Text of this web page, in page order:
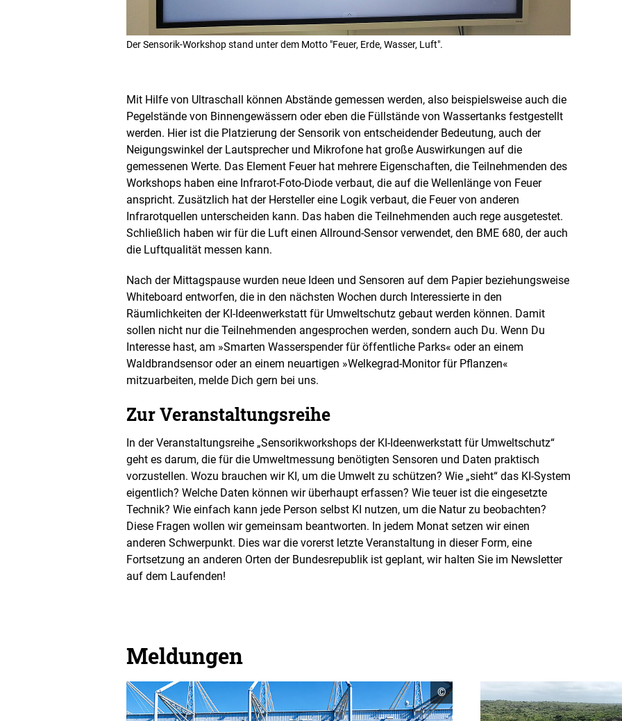
n
Der Sensorik-Workshop stand unter dem Motto "Feuer, Erde, Wasser, Luft".
Mit Hilfe von Ultraschall können Abstände gemessen werden, also beispielsweise auch die
Pegelstände von Binnengewässern oder eben die Füllstände von Wassertanks festgestellt
werden. Hier ist die Platzierung der Sensorik von entscheidender Bedeutung, auch der
Neigungswinkel der Lautsprecher und Mikrofone hat große Auswirkungen auf die
gemessenen Werte. Das Element Feuer hat mehrere Eigenschaften, die Teilnehmenden des
Workshops haben eine Infrarot-Foto-Diode verbaut, die auf die Wellenlänge von Feuer
anspricht. Zusätzlich hat der Hersteller eine Logik verbaut, die Feuer von anderen
Infrarotquellen unterscheiden kann. Das haben die Teilnehmenden auch rege ausgetestet.
Schließlich haben wir für die Luft einen Allround-Sensor verwendet, den BME 680, der auch
die Luftqualität messen kann.
Nach der Mittagspause wurden neue Ideen und Sensoren auf dem Papier beziehungsweise
Whiteboard entworfen, die in den nächsten Wochen durch Interessierte in den
Räumlichkeiten der KI-Ideenwerkstatt für Umweltschutz gebaut werden können. Damit
sollen nicht nur die Teilnehmenden angesprochen werden, sondern auch Du. Wenn Du
Interesse hast, am »Smarten Wasserspender für öffentliche Parks« oder an einem
Waldbrandsensor oder an einem neuartigen »Welkegrad-Monitor für Pflanzen«
mitzuarbeiten, melde Dich gern bei uns.
Zur Veranstaltungsreihe
In der Veranstaltungsreihe „Sensorikworkshops der KI-Ideenwerkstatt für Umweltschutz“
geht es darum, die für die Umweltmessung benötigten Sensoren und Daten praktisch
vorzustellen. Wozu brauchen wir KI, um die Umwelt zu schützen? Wie „sieht“ das KI-System
eigentlich? Welche Daten können wir überhaupt erfassen? Wie teuer ist die eingesetzte
Technik? Wie einfach kann jede Person selbst KI nutzen, um die Natur zu beobachten?
Diese Fragen wollen wir gemeinsam beantworten. In jedem Monat setzen wir einen
anderen Schwerpunkt. Dies war die vorerst letzte Veranstaltung in dieser Form, eine
Fortsetzung an anderen Orten der Bundesrepublik ist geplant, wir halten Sie im Newsletter
auf dem Laufenden!
Meldungen
Copyright
Informationen
öffnen
©